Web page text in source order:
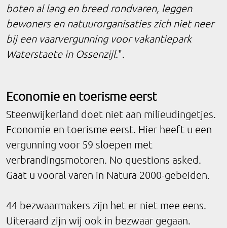
boten al lang en breed rondvaren, leggen
bewoners en natuurorganisaties zich niet neer
bij een vaarvergunning voor vakantiepark
Waterstaete in Ossenzijl.".
Economie en toerisme eerst
Steenwijkerland doet niet aan milieudingetjes.
Economie en toerisme eerst. Hier heeft u een
vergunning voor 59 sloepen met
verbrandingsmotoren. No questions asked.
Gaat u vooral varen in Natura 2000-gebeiden.
44 bezwaarmakers zijn het er niet mee eens.
Uiteraard zijn wij ook in bezwaar gegaan.